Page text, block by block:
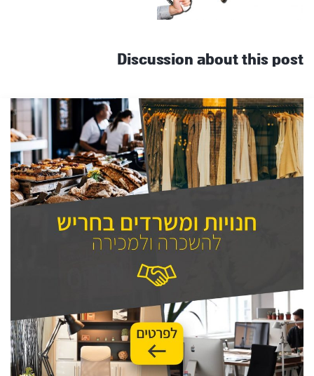
Discussion about this post